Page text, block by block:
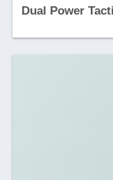
Dual Power